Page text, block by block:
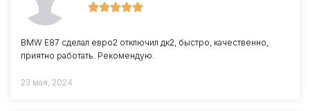
BMW E87 сделал евро2 отключил дк2, быстро, качественно,
приятно работать. Рекомендую.
23 мая, 2024